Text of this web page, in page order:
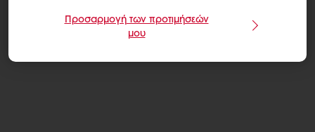
Προσαρμογή των προτιμήσεών
μου